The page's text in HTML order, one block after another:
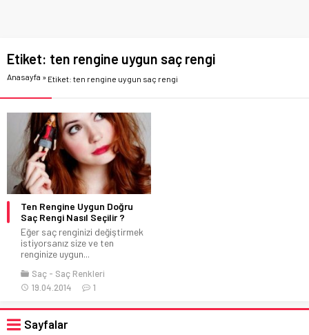
Etiket: ten rengine uygun saç rengi
Anasayfa » Etiket: ten rengine uygun saç rengi
Ten Rengine Uygun Doğru
Saç Rengi Nasıl Seçilir ?
Eğer saç renginizi değiştirmek
istiyorsanız size ve ten
renginize uygun...
Saç
Saç Renkleri
19.04.2014
1
Sayfalar